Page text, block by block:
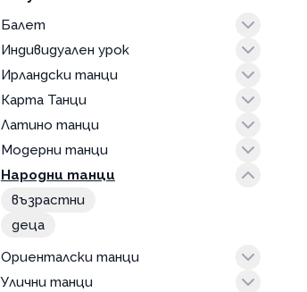
Балет
джаз балет възрастни
класически балет възрастни
класически балет деца
модерен балет деца
Индивидуален урок
танци
Ирландски танци
възрастни
Карта Танци
абонамент
Латино танци
бачата
зук
кизомба
кубински танци
латино танци възрастни
Модерни танци
креативни танци възрастни
модерни танци възрастни
модерни танци деца
съвременни танци възрастни
Народни танци
възрастни
деца
Ориенталски танци
бели денс
Улични танци